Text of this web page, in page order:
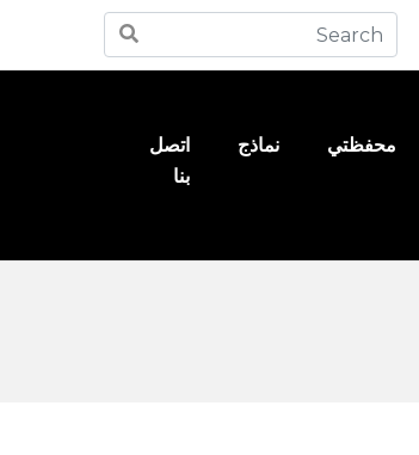
محفظتي نماذج
اتصل
بنا